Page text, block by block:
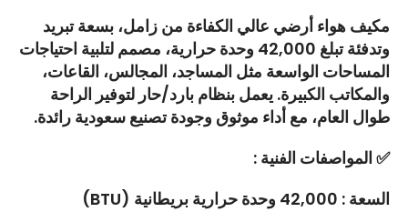
مكيف هواء أرضي عالي الكفاءة من زامل، بسعة تبريد
وتدفئة تبلغ 42,000 وحدة حرارية، مصمم لتلبية احتياجات
المساحات الواسعة مثل المساجد، المجالس، القاعات،
والمكاتب الكبيرة. يعمل بنظام بارد/حار لتوفير الراحة
طوال العام، مع أداء موثوق وجودة تصنيع سعودية رائدة.
✅ المواصفات الفنية :
السعة : 42,000 وحدة حرارية بريطانية (BTU)